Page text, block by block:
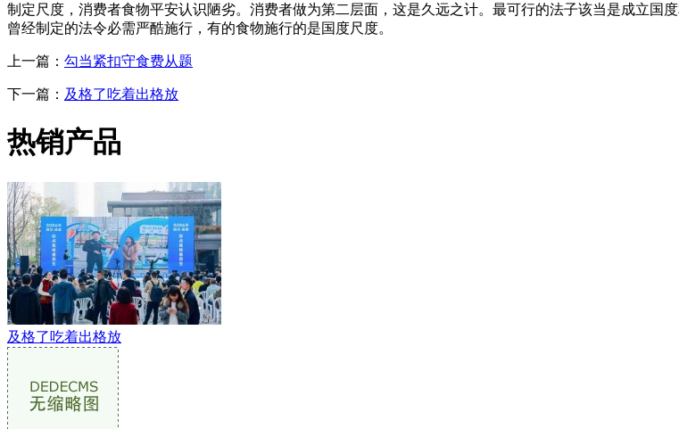
制定尺度，消费者食物平安认识陋劣。消费者做为第二层面，这是久远之计。最可行的法子该当是成立
曾经制定的法令必需严酷施行，有的食物施行的是国度尺度。
上一篇： 勾当紧扣守食费从题
下一篇： 及格了吃着出格放
热销产品
及格了吃着出格放